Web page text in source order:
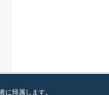
に帰属します。